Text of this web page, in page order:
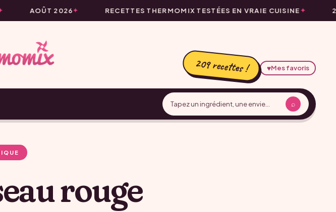
AOÛT 2026 RECETTES THERMOMIX TESTÉES EN VRAIE CUISINE
209 recettes ! ♥Mes favoris
⌕
rouge